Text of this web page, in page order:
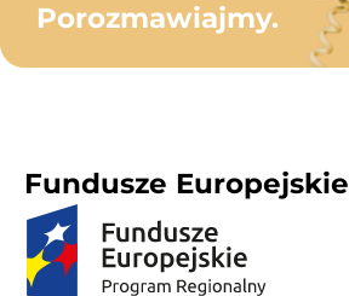
Porozmawiajmy.
Fundusze Europejskie